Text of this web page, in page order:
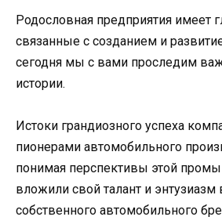
Родословная предприятия имеет
связанные с созданием и
сегодня мы с вами проследим
истории.
Истоки грандиозного успеха
пионерами автомобильного
понимая перспективы этой
вложили свой талант и энтузиазм
собственного автомобильного